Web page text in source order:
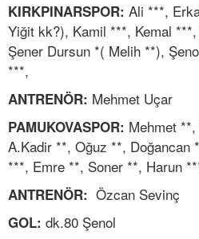
KIRKPINARSPOR: Ali ***,
Yiğit kk?), Kamil ***, Kemal
Şener Dursun *( Melih **),
***,
ANTRENÖR: Mehmet Uçar
PAMUKOVASPOR: Mehmet
A.Kadir **, Oğuz **, Doğancan
***, Emre **, Soner **, Harun
ANTRENÖR: Özcan Sevinç
GOL: dk.80 Şenol